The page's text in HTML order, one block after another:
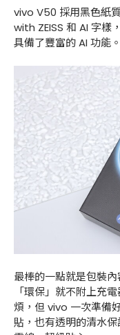
vivo V50 採用黑色紙
with ZEISS 和 AI 字樣
具備了豐富的 AI 功能。
最棒的一點就是包裝
「環保」就不附上充
煩，但 vivo 一次準備
貼，也有透明的清水